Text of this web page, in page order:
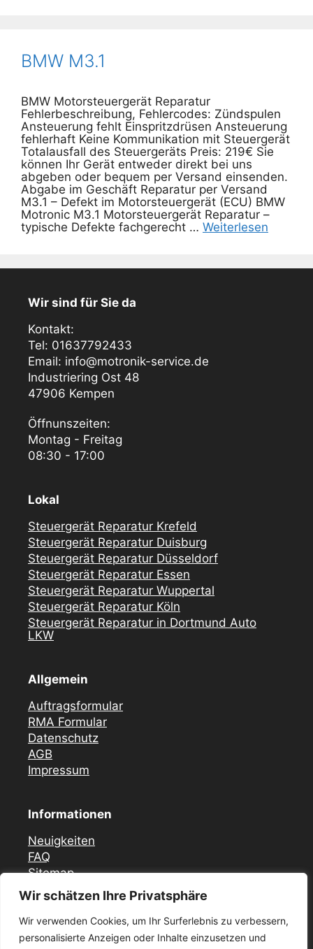
Wir schätzen Ihre Privatsphäre
Wir verwenden Cookies, um Ihr Surferlebnis zu verbessern,
personalisierte Anzeigen oder Inhalte einzusetzen und
BMW M3.1
BMW Motorsteuergerät Reparatur
Fehlerbeschreibung, Fehlercodes: Zündspulen
Ansteuerung fehlt Einspritzdrüsen Ansteuerung
fehlerhaft Keine Kommunikation mit Steuergerät
Totalausfall des Steuergeräts Preis: 219€ Sie
können Ihr Gerät entweder direkt bei uns
abgeben oder bequem per Versand einsenden.
Abgabe im Geschäft Reparatur per Versand
M3.1 – Defekt im Motorsteuergerät (ECU) BMW
Motronic M3.1 Motorsteuergerät Reparatur –
typische Defekte fachgerecht … Weiterlesen
Wir sind für Sie da
Kontakt:
Tel: 01637792433
Email: info@motronik-service.de
Industriering Ost 48
47906 Kempen
Öffnunszeiten:
Montag - Freitag
08:30 - 17:00
Lokal
Steuergerät Reparatur Krefeld
Steuergerät Reparatur Duisburg
Steuergerät Reparatur Düsseldorf
Steuergerät Reparatur Essen
Steuergerät Reparatur Wuppertal
Steuergerät Reparatur Köln
Steuergerät Reparatur in Dortmund Auto
LKW
Allgemein
Auftragsformular
RMA Formular
Datenschutz
AGB
Impressum
Informationen
Neuigkeiten
FAQ
Sitemap
Vor Ort Notfall Service
Mercedes Zündschloss ELV Reparatur
Düsseldorf